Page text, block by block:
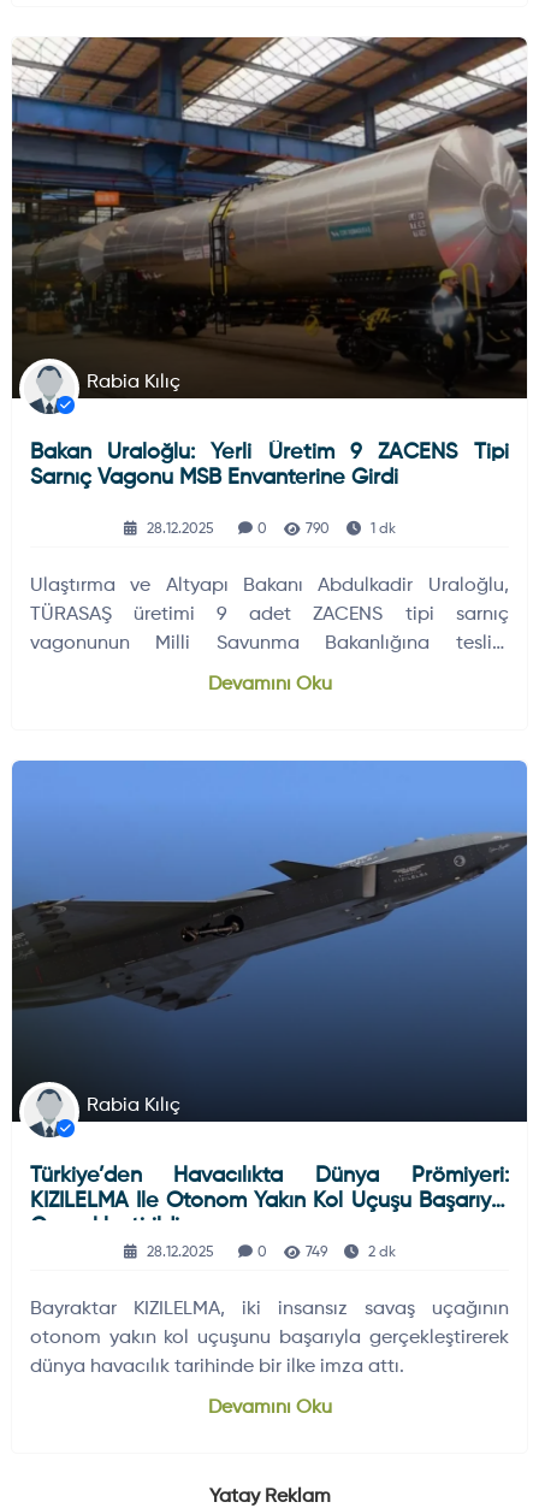
KARA HABERLERI
Rabia Kılıç
Bakan Uraloğlu: Yerli Üretim 9 ZACENS Tipi
Sarnıç Vagonu MSB Envanterine Girdi
28.12.2025 0 790 1 dk
Ulaştırma ve Altyapı Bakanı Abdulkadir Uraloğlu,
TÜRASAŞ üretimi 9 adet ZACENS tipi sarnıç
vagonunun Milli Savunma Bakanlığına teslim
edildiğini açıkladı. Vagonlar, askeri akaryakıt ikmali ve
Devamını Oku
Rabia Kılıç
Türkiye’den Havacılıkta Dünya Prömiyeri:
KIZILELMA Ile Otonom Yakın Kol Uçuşu Başarıyla
Gerçekleştirildi
28.12.2025 0 749 2 dk
Bayraktar KIZILELMA, iki insansız savaş uçağının
otonom yakın kol uçuşunu başarıyla gerçekleştirerek
dünya havacılık tarihinde bir ilke imza attı.
Devamını Oku
Yatay Reklam